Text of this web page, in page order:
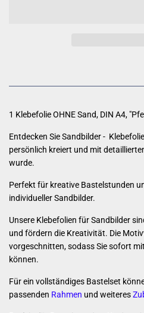
1 Klebefolie OHNE Sand, DIN A4,
Entdecken Sie Sandbilder -
persönlich kreiert und mit
wurde.
Perfekt für kreative Bastelstunden
individueller Sandbilder.
Unsere Klebefolien für Sandbilder
und fördern die Kreativität. Die
vorgeschnitten, sodass Sie sofort
können.
Für ein vollständiges Bastelset
passenden Rahmen und weiteres